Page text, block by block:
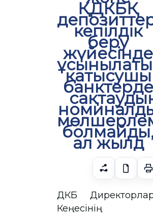
ҚДКБҚ
кепілдік
беру
жүйесінде
қатысушы
банктерде
сақтаудың
ал жылд
ҚДКБҚ
Кеңесінің